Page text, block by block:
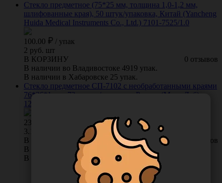
Стекло предметное (75*25 мм, толщина 1,0-1,2 мм,
шлифованные края), 50 штук/упаковка, Китай (Yancheng
Huida Medical Instruments Co., Ltd.) 7101-7525/1.0
100.00 / упак
2 руб. шт
0 отзывов
В КОРЗИНУ
В наличии во Владивостоке 4919 упак.
В наличии в Хабаровске 25 упак.
Стекло предметное СП-7102 с необработанными краями
76*26*1 мм, 72 штуки/упаковка, Россия (МиниЛаб)
12003417
230.00
3.19 руб. шт
0 отзывов
В КОРЗИНУ
В наличии во Владивостоке 93 упак.
В наличии в Хабаровске 24 упак.